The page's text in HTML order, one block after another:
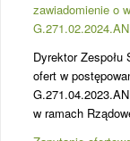
zawiadomienie o
G.271.02.2024.AN
Dyrektor
ofert w
w ramach